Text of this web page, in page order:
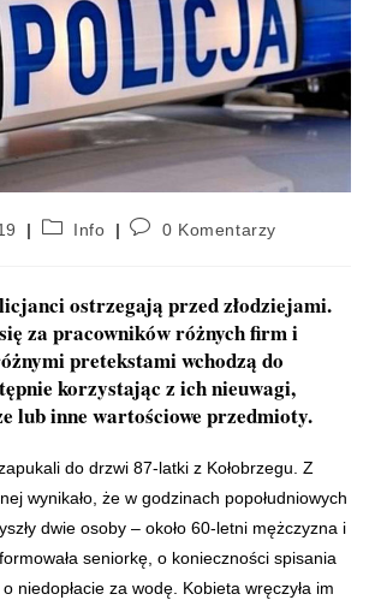
Info 0 Komentarzy
ostrzegają przed złodziejami.
za pracowników różnych firm i
pretekstami wchodzą do
korzystając z ich nieuwagi,
lub inne wartościowe przedmioty.
do drzwi 87-latki z Kołobrzegu. Z
wynikało, że w godzinach popołudniowych
dwie osoby – około 60-letni mężczyzna i
seniorkę, o konieczności spisania
niedopłacie za wodę. Kobieta wręczyła im